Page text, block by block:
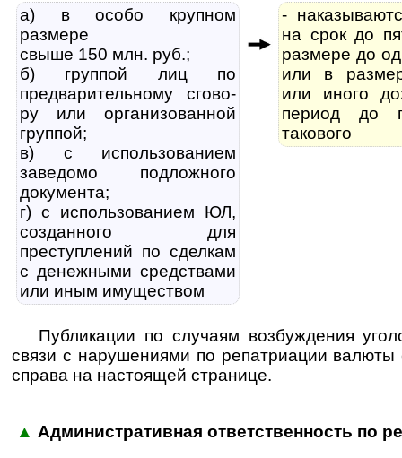
а) в особо крупном
размере
свыше 150 млн. руб.;
б) группой лиц по
предварительному сго­во­
ру или организованной
группой;
в) с использованием
заведомо под­лож­но­го
документа;
г) с использованием ЮЛ,
созданного для
преступлений по сделкам
с денежными средствами
или иным имуществом
-
на срок до
размере до
или в
или иного
период до
такового
Публикации по случаям возбуждения
связи с нарушениями по репатриации валюты
справа на настоящей странице.
▲ Административная ответственность по